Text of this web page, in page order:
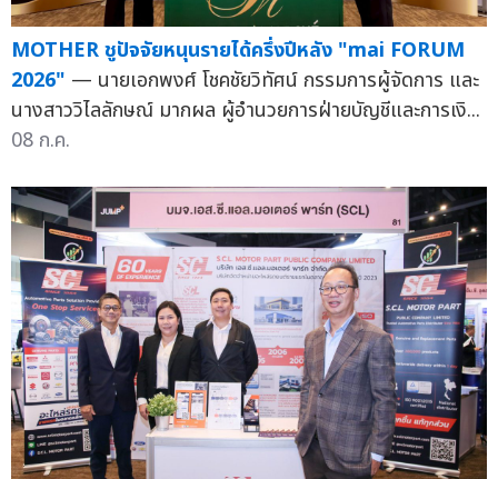
MOTHER ชูปัจจัยหนุนรายได้ครึ่งปีหลัง "mai FORUM
2026" — นายเอกพงศ์ โชคชัยวิทัศน์ กรรมการผู้จัดการ และ
นางสาววิไลลักษณ์ มากผล ผู้อำนวยการฝ่ายบัญชีและการเงิ...
08 ก.ค.